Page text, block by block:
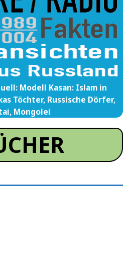
Modell Kasan: Islam in
Töchter, Russische Dörfer,
Mongolei